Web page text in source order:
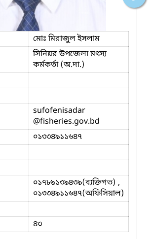
মোঃ মিরাজুল ইসলাম
সিনিয়র উপজেলা মৎস্য
কর্মকর্তা (অ.দা.)
sufofenisadar
@fisheries.gov.bd
০১৩৩৪৯১১৬৪৭
০১৭৮৯১৩৯৪৩৯(ব্যক্তিগত) ,
০১৩৩৪৯১১৬৪৭(অফিসিয়াল)
৪৩